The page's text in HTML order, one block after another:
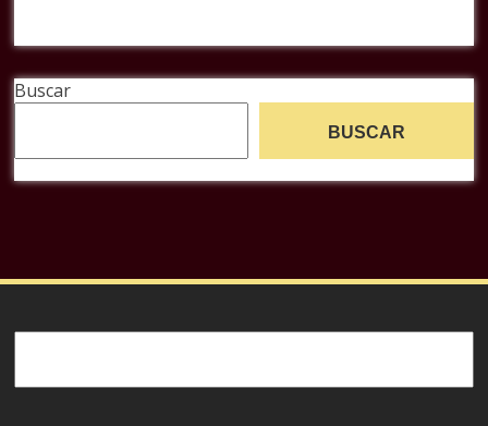
Buscar
BUSCAR